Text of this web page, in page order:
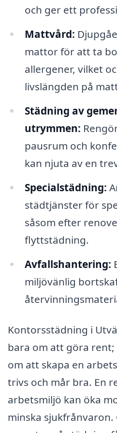
och ger ett
Mattvård:
mattor för att ta
allergener, vilket
livslängden på
Städning av
utrymmen:
pausrum och
kan njuta av en
Specialstädning:
städtjänster för
såsom efter
flyttstädning.
Avfallshantering:
miljövänlig
Kontorsstädning i
bara om att göra rent;
om att skapa en
trivs och mår bra. En
arbetsmiljö kan öka
minska